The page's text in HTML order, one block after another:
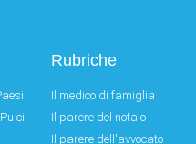
Rubriche
Il medico di famiglia
Il parere del notaio
Il parere dell'avvocato